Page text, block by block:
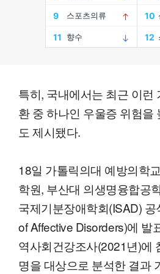
특히, 국내에서는 최근 이런
환 중 하나인 우울증 위험을
도 제시됐다.
18일 가톨릭의대 예방의학
학원, 부산대 의생명융합공
국제기분장애학회(ISAD)
of Affective Disorders)에 발
역사회건강조사(2021년)에
명을 대상으로 분석한 결과